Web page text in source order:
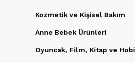
Kozmetik ve Kişisel Bakım
Anne Bebek Ürünleri
Oyuncak, Film, Kitap ve Hobi